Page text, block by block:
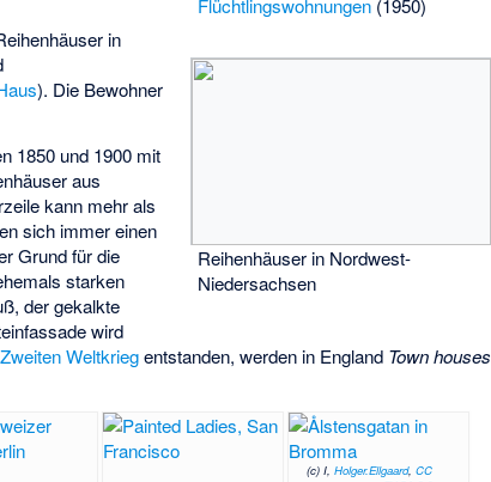
Flüchtlingswohnungen (1950)
Reihenhäuser in Nordwest-
Niedersachsen
in
). Die Bewohner
1850 und 1900 mit
aus
kann mehr als
sich immer einen
Grund für die
starken
der gekalkte
wird
Zweiten Weltkriegentstanden, werden in England Town houses
(c) I,Holger.Ellgaard,CC